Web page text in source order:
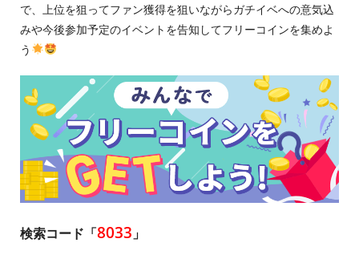
で、上位を狙ってファン獲得を狙いながらガチイベへの意気込
みや今後参加予定のイベントを告知してフリーコインを集めよ
う
検索コード「8033 」